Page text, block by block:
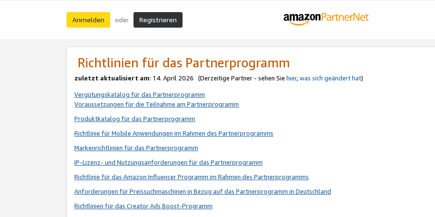
Anmelden oder Registrieren
Richtlinien für das Partnerprogramm
zuletzt aktualisiert am: 14. April 2026 (Derzeitige Partner - sehen Sie hier,was sich geändert hat)
Vergütungskatalog für das Partnerprogramm
Voraussetzungen für die Teilnahme am Partnerprogramm
Produktkatalog für das Partnerprogramm
Richtlinie für Mobile Anwendungen im Rahmen des Partnerprogramms
Markenrichtlinien für das Partnerprogramm
IP-Lizenz- und Nutzungsanforderungen für das Partnerprogramm
Richtlinie für das Amazon Influencer Programm im Rahmen des Partnerprogramms
Anforderungen für Preissuchmaschinen in Bezug auf das Partnerprogramm in Deutschland
Richtlinien für das Creator Ads Boost-Programm